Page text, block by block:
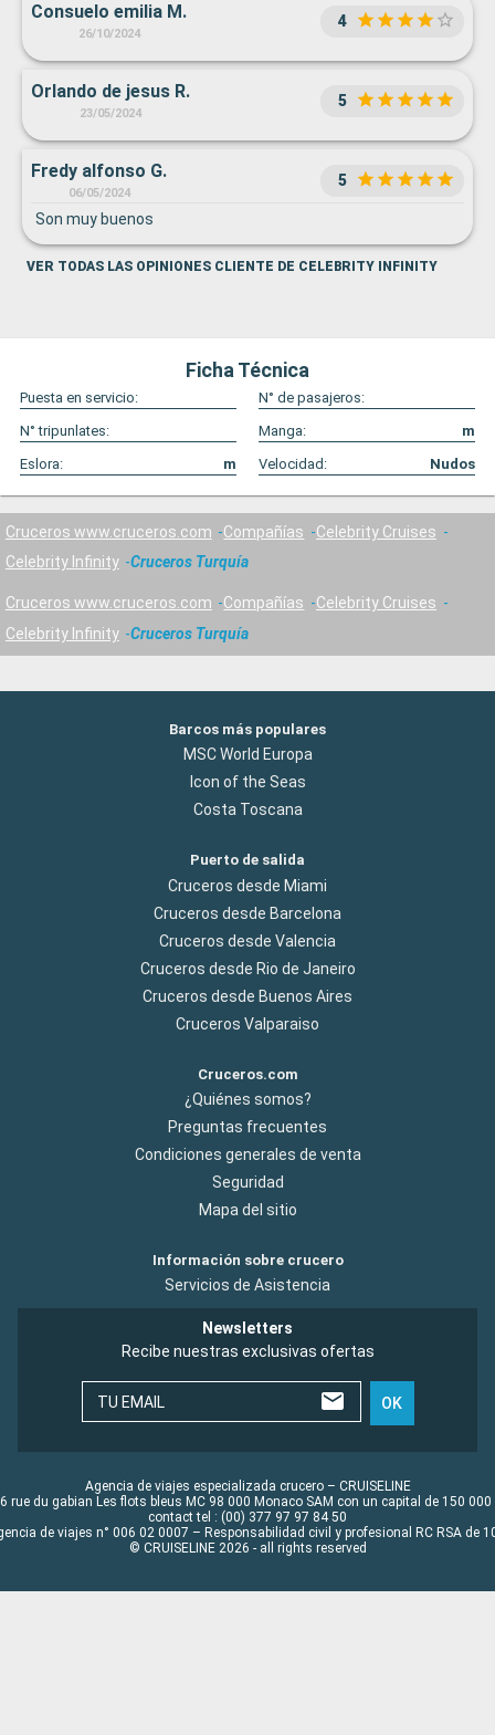
Consuelo emilia M.
26/10/2024
4
Orlando de jesus R.
23/05/2024
5
Fredy alfonso G.
06/05/2024
5
Son muy buenos
VER TODAS LAS OPINIONES CLIENTE DE CELEBRITY INFINITY
Ficha Técnica
Puesta en servicio:
N° de pasajeros:
N° tripunlates:
Manga:
m
Eslora:
m Velocidad: Nudos
Cruceros www.cruceros.com Compañías
Celebrity Cruises
Celebrity Infinity
Cruceros Turquía
Cruceros www.cruceros.com Compañías
Celebrity Cruises
Celebrity Infinity
Cruceros Turquía
Barcos más populares
MSC World Europa
Icon of the Seas
Costa Toscana
Puerto de salida
Cruceros desde Miami
Cruceros desde Barcelona
Cruceros desde Valencia
Cruceros desde Rio de Janeiro
Cruceros desde Buenos Aires
Cruceros Valparaiso
Cruceros.com
¿Quiénes somos?
Preguntas frecuentes
Condiciones generales de venta
Seguridad
Mapa del sitio
Información sobre crucero
Servicios de Asistencia
Newsletters
Recibe nuestras exclusivas ofertas
TU EMAIL OK
Agencia de viajes especializada crucero – CRUISELINE
rue du gabian Les flots bleus MC 98 000 Monaco SAM con un capital de 150 000
contact tel : (00) 377 97 97 84 50
de viajes n° 006 02 0007 – Responsabilidad civil y profesional RC RSA de
© CRUISELINE 2026 - all rights reserved